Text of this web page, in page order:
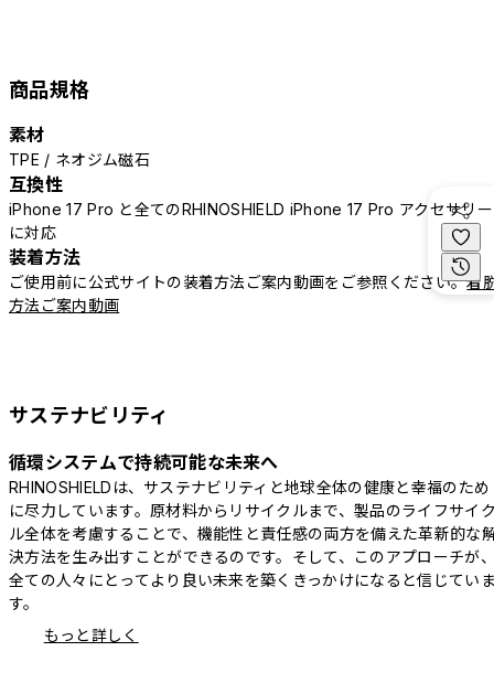
商品規格
素材
TPE / ネオジム磁石
互換性
iPhone 17 Pro と全てのRHINOSHIELD iPhone 17 Pro アクセサリー
に対応
装着方法
ご使用前に公式サイトの装着方法ご案内動画をご参照ください。着
方法ご案内動画
サステナビリティ
循環システムで持続可能な未来へ
RHINOSHIELDは、サステナビリティと地球全体の健康と幸福のため
に尽力しています。原材料からリサイクルまで、製品のライフサイ
ル全体を考慮することで、機能性と責任感の両方を備えた革新的な
決方法を生み出すことができるのです。そして、このアプローチが
全ての人々にとってより良い未来を築くきっかけになると信じてい
す。
もっと詳しく